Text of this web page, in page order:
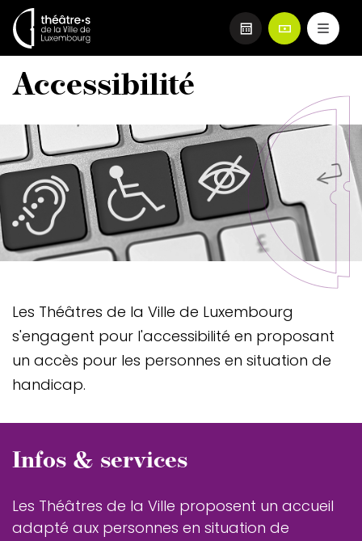
au
principal
Accessibilité
Image
header
Image
Teaser
Les Théâtres de la Ville de Luxembourg
s'engagent pour l'accessibilité en proposant
un accès pour les personnes en situation de
handicap.
Infos & services
Les Théâtres de la Ville proposent un accueil
adapté aux personnes en situation de